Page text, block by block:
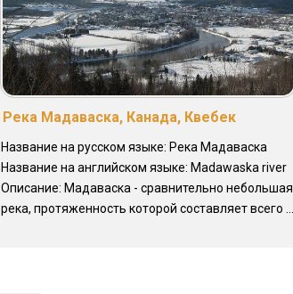
Река Мадаваска, Канада, Квебек
Название на русском языке: Река Мадаваска
Название на английском языке: Madawaska river
Описание: Мадаваска - сравнительно небольшая
река, протяженность которой составляет всего ...